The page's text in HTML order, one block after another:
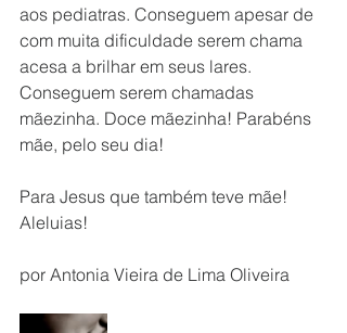
aos pediatras. Conseguem apesar de
com muita dificuldade serem chama
acesa a brilhar em seus lares.
Conseguem serem chamadas
mãezinha. Doce mãezinha! Parabéns
mãe, pelo seu dia!
Para Jesus que também teve mãe!
Aleluias!
por Antonia Vieira de Lima Oliveira